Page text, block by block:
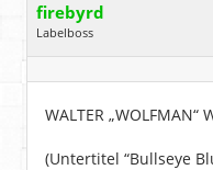
firebyrd
Labelboss
Geschlecht:
keine Angabe
Hausgeburt
Beiträge:
48869
WALTER
(Untertitel “Bullseye